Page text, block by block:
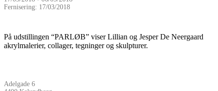
Fernisering: 17/03/2018
På udstillingen “PARLØB” viser Lillian og Jesper De Neergaard
akrylmalerier, collager, tegninger og skulpturer.
Adelgade 6